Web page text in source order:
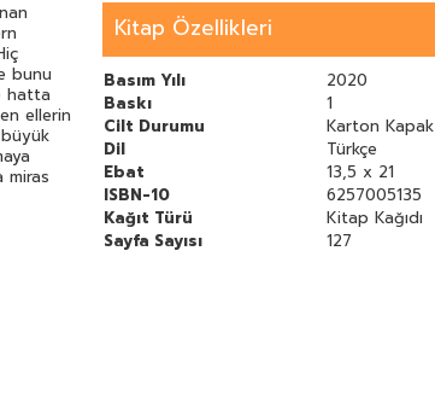
bunu
hatta
ellerin
büyük
miras
Kitap Özellikleri
Basım Yılı
2020
Baskı
1
Cilt Durumu
Karton Kapak
Dil
Türkçe
Ebat
13,5 x 21
ISBN-10
6257005135
Kağıt Türü
Kitap Kağıdı
Sayfa Sayısı
127